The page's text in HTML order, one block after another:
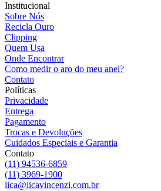
Institucional
Sobre Nós
Recicla Ouro
Clipping
Quem Usa
Onde Encontrar
Como medir o aro do meu anel?
Contato
Políticas
Privacidade
Entrega
Pagamento
Trocas e Devoluções
Cuidados Especiais e Garantia
Contato
(11) 94536-6859
(11) 3969-1900
lica@licavincenzi.com.br